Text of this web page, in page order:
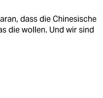
dass die Chinesische
die wollen. Und wir sind